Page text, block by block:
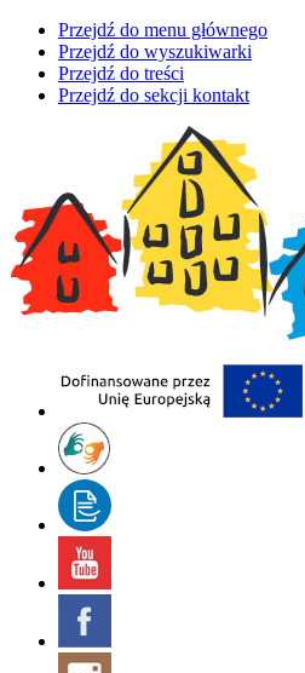
Przejdź do menu głównego
Przejdź do wyszukiwarki
Przejdź do treści
Przejdź do sekcji kontakt